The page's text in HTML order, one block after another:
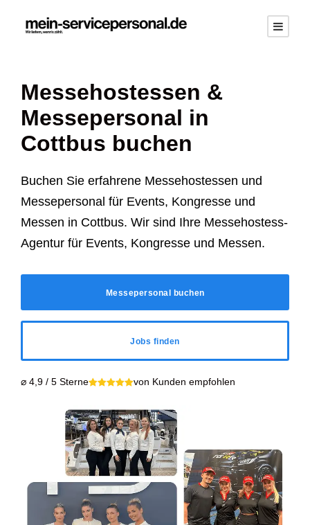
Messehostessen &
Messepersonal in
Cottbus buchen
Buchen Sie erfahrene Messehostessen und
Messepersonal für Events, Kongresse und
Messen in Cottbus. Wir sind Ihre Messehostess-
Agentur für Events, Kongresse und Messen.
Messepersonal buchen
Jobs finden
⌀ 4,9 / 5 Sterne von Kunden empfohlen